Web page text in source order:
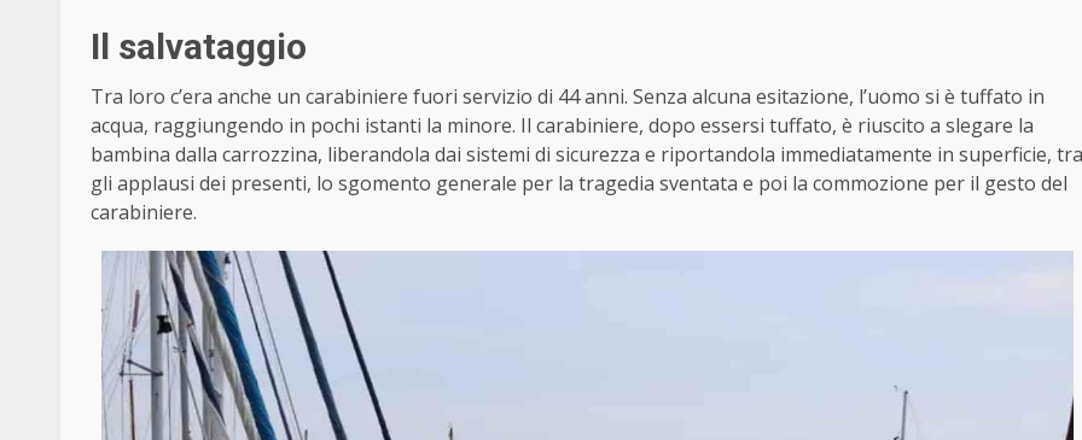
Il salvataggio
Tra loro c’era anche un carabiniere fuori servizio di 44 anni. Senza alcuna esitazione, l’uomo si è tuffato in
acqua, raggiungendo in pochi istanti la minore. Il carabiniere, dopo essersi tuffato, è riuscito a slegare la
bambina dalla carrozzina, liberandola dai sistemi di sicurezza e riportandola immediatamente in superficie, tra
gli applausi dei presenti, lo sgomento generale per la tragedia sventata e poi la commozione per il gesto del
carabiniere.